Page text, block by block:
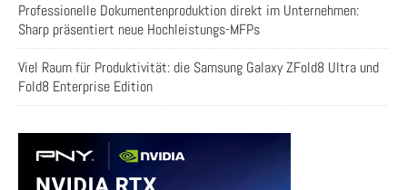
Professionelle Dokumentenproduktion direkt im Unternehmen:
Sharp präsentiert neue Hochleistungs-MFPs
Viel Raum für Produktivität: die Samsung Galaxy ZFold8 Ultra und
Fold8 Enterprise Edition